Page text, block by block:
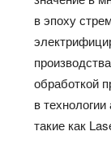
в эпоху
обработкой
в
такие как